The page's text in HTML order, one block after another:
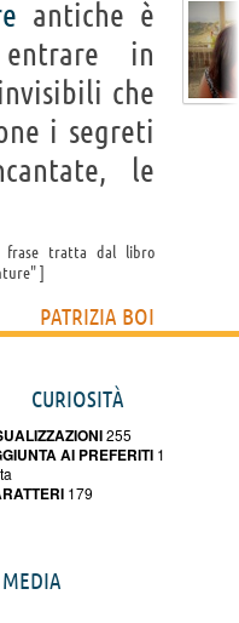
antiche è
in
che
i segreti
le
frase tratta dal libro
PATRIZIA BOI
CURIOSITÀ
255
AI PREFERITI 1
179